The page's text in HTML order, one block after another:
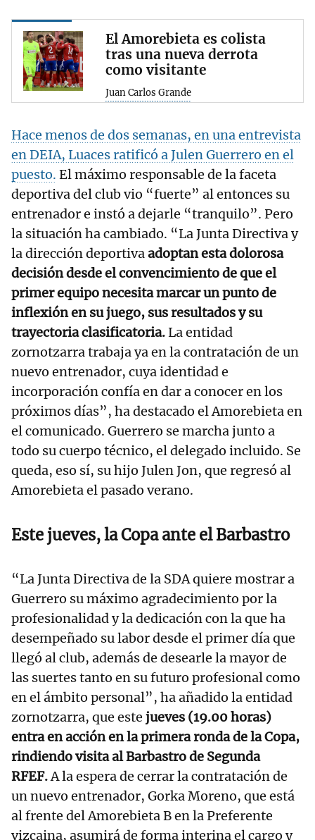
El Amorebieta es colista
tras una nueva derrota
como visitante
Juan Carlos Grande
Hace menos de dos semanas, en una entrevista
en DEIA, Luaces ratificó a Julen Guerrero en el
puesto. El máximo responsable de la faceta
deportiva del club vio “fuerte” al entonces su
entrenador e instó a dejarle “tranquilo”. Pero
la situación ha cambiado. “La Junta Directiva y
la dirección deportivaadoptan esta dolorosa
decisión desde el convencimiento de que el
primer equipo necesita marcar un punto de
inflexión en su juego, sus resultados y su
trayectoria clasificatoria.La entidad
zornotzarra trabaja ya en la contratación de un
nuevo entrenador, cuya identidad e
incorporación confía en dar a conocer en los
próximos días”, ha destacado el Amorebieta en
el comunicado. Guerrero se marcha junto a
todo su cuerpo técnico, el delegado incluido. Se
queda, eso sí, su hijo Julen Jon, que regresó al
Amorebieta el pasado verano.
Este jueves, la Copa ante el Barbastro
“La Junta Directiva de la SDA quiere mostrar a
Guerrero su máximo agradecimiento por la
profesionalidad y la dedicación con la que ha
desempeñado su labor desde el primer día que
llegó al club, además de desearle la mayor de
las suertes tanto en su futuro profesional como
en el ámbito personal”, ha añadido la entidad
zornotzarra, que este jueves (19.00 horas)
entra en acción en la primera ronda de la Copa,
rindiendo visita al Barbastro de Segunda
RFEF.A la espera de cerrar la contratación de
un nuevo entrenador, Gorka Moreno, que está
al frente del Amorebieta B en la Preferente
vizcaina, asumirá de forma interina el cargo y